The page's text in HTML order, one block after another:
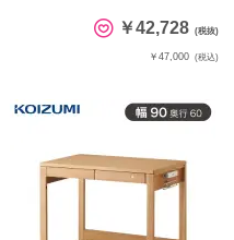
￥42,728 (税抜)
￥47,000 (税込)